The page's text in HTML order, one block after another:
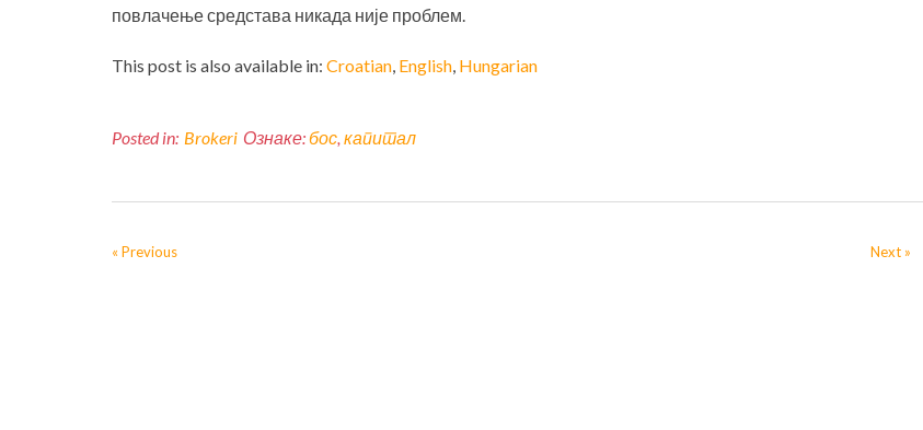
повлачење средстава никада није проблем.
This post is also available in: Croatian English Hungarian
Posted in: Brokeri Ознаке:бос, капитал
« Previous Next »